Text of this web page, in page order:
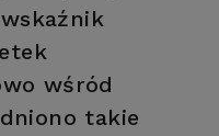
wśród
takie